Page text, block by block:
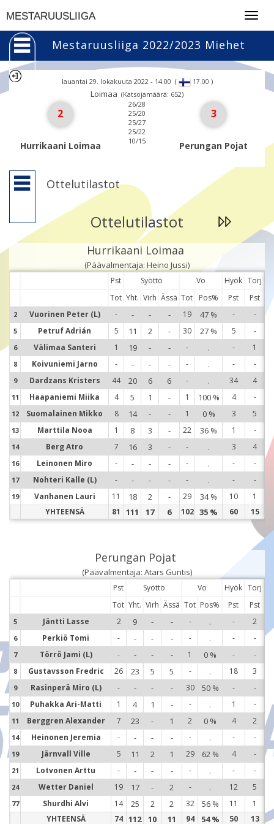
MESTARUUSLIIGA
Mestaruusliiga 2022/2023 Miehet
lauantai 29. lokakuuta 2022 - 14.00 ( 17.00 )
Loimaa (Katsojamäärä: 652)
2
Hurrikaani Loimaa
26/28
25/20
25/27
25/22
10/15
3
Perungan Pojat
Ottelutilastot
Ottelutilastot
Hurrikaani Loimaa
(Päävalmentaja: Heino Jussi)
Pst Syöttö Vo Hyök Torj
Tot Yht. Virh Ässä Tot Pos% Pst Pst
2 Vuorinen Peter (L) - - - - 19 47 % - -
5 Petruf Adrián 5 11 2 - 30 27 % 5 -
6 Välimaa Santeri 1 19 - - - . - 1
8 Koivuniemi Jarno - - - - - . - -
9 Dardzans Kristers 44 20 6 6 - . 34 4
11 Haapaniemi Miika 4 5 1 - 1 100 % 4 -
12 Suomalainen Mikko 8 14 - - 1 0 % 3 5
13 Marttila Nooa 1 8 3 - 22 36 % 1 -
14 Berg Atro 7 16 3 - - . 3 4
16 Leinonen Miro - - - - - . - -
17 Nohteri Kalle (L) - - - - - . - -
19 Vanhanen Lauri 11 18 2 - 29 34 % 10
1
YHTEENSÄ
81 111 17 6 102 35 % 60 15
Perungan Pojat
(Päävalmentaja: Atars Guntis)
Pst Syöttö Vo Hyök Torj
Tot Yht. Virh Ässä Tot Pos% Pst Pst
5 Jäntti Lasse 2 9 - - - . - 2
6 Perkiö Tomi - - - - - . - -
7 Törrö Jami (L) - - - - 1 0 % - -
8 Gustavsson Fredric 26 23 5 5 - . 18 3
9 Rasinperä Miro (L) - - - - 30 50 % - -
10 Puhakka Ari-Matti 1 4 1 - - . 1 -
11 Berggren Alexander 7 23 - 1 2 0 % 4 2
14 Heinonen Jeremia - - - - - . - -
19 Järnvall Ville 5 11 2 1 29 62 % 4 -
21 Lotvonen Arttu - - - - - . - -
24 Wetter Daniel 19 17 - 2 - . 12 5
77 Shurdhi Alvi 14 25 2 2 32 56 % 11
1
YHTEENSÄ
74 112 10 11 94 54 % 50 13
14
10
11
14
19